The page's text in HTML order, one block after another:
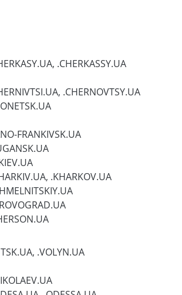
.CHERKASSY.UA
.CHERNOVTSY.UA
FRANKIVSK.UA
.KHARKOV.UA
.VOLYN.UA